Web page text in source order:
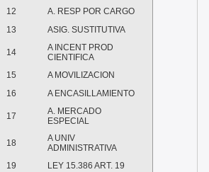
12
A. RESP POR CARGO
13 ASIG. SUSTITUTIVA
14
A INCENT PROD
CIENTIFICA
15
A MOVILIZACION
16 A ENCASILLAMIENTO
17
A. MERCADO
ESPECIAL
18
A UNIV
ADMINISTRATIVA
19
LEY 15.386 ART. 19